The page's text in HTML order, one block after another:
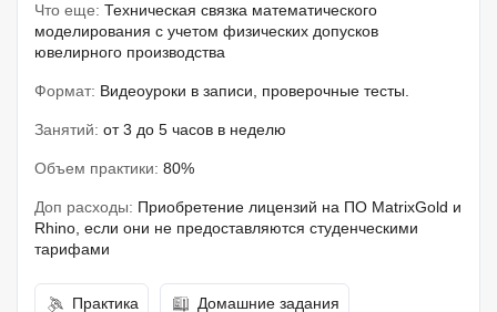
Что еще: Техническая связка математического
моделирования с учетом физических допусков
ювелирного производства
Формат: Видеоуроки в записи, проверочные тесты.
Занятий: от 3 до 5 часов в неделю
Объем практики: 80%
Доп расходы: Приобретение лицензий на ПО MatrixGold и
Rhino, если они не предоставляются студенческими
тарифами
Практика Домашние задания